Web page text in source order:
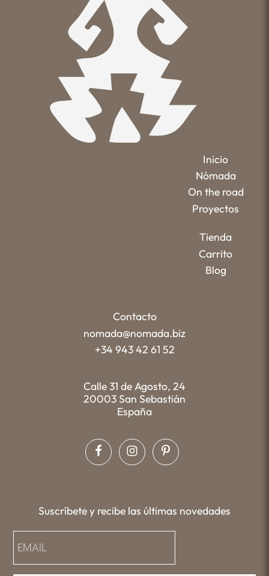
Inicio
Nómada
On the road
Proyectos
Tienda
Carrito
Blog
Contacto
nomada@nomada.biz
+34 943 42 61 52
Calle 31 de Agosto, 24
20003 San Sebastián
España
Suscríbete y recibe las últimas novedades